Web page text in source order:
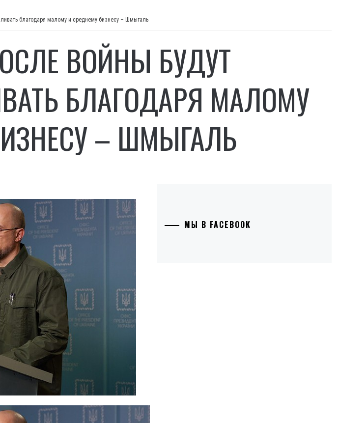
благодаря малому и среднему бизнесу – Шмыгаль
ВОЙНЫ БУДУТ
БЛАГОДАРЯ МАЛОМУ
– ШМЫГАЛЬ
МЫ В FACEBOOK